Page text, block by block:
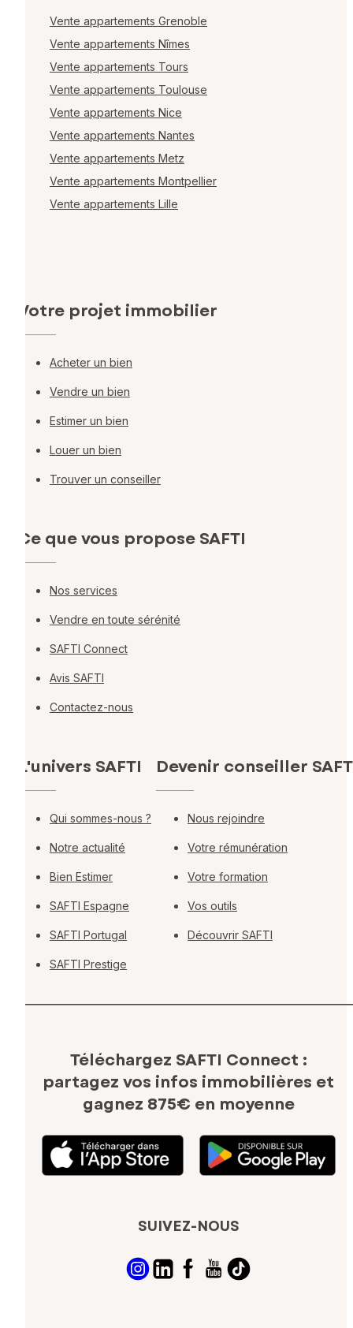
Vente appartements Grenoble
Vente appartements Nîmes
Vente appartements Tours
Vente appartements Toulouse
Vente appartements Nice
Vente appartements Nantes
Vente appartements Metz
Vente appartements Montpellier
Vente appartements Lille
Votre projet immobilier
Acheter un bien
Vendre un bien
Estimer un bien
Louer un bien
Trouver un conseiller
Ce que vous propose SAFTI
Nos services
Vendre en toute sérénité
SAFTI Connect
Avis SAFTI
Contactez-nous
L'univers SAFTI
Qui sommes-nous ?
Notre actualité
Bien Estimer
SAFTI Espagne
SAFTI Portugal
SAFTI Prestige
Devenir conseiller
Nous rejoindre
Votre rémunération
Votre formation
Vos outils
Découvrir SAFTI
Téléchargez SAFTI Connect :
partagez vos infos immobilières et
gagnez 875€ en moyenne
SUIVEZ-NOUS